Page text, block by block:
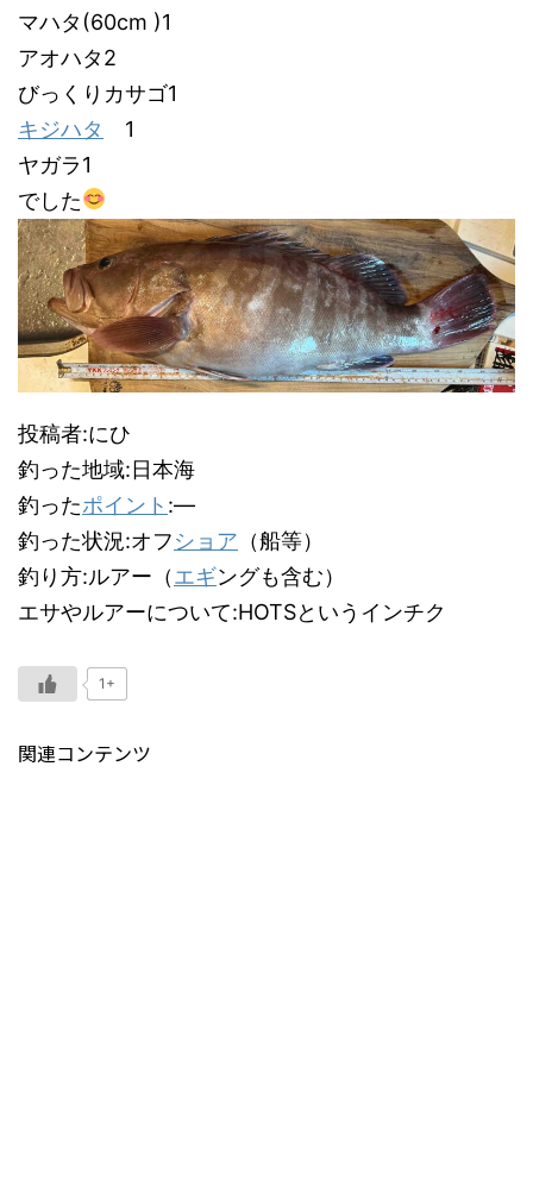
マハタ(60cm )1
アオハタ2
びっくりカサゴ1
キジハタ
1
ヤガラ1
でした
投稿者:にひ
釣った地域:日本海
釣ったポイント :―
釣った状況:オフショア （船等）
釣り方:ルアー（エギングも含む）
エサやルアーについて:HOTSというインチク
1+
関連コンテンツ